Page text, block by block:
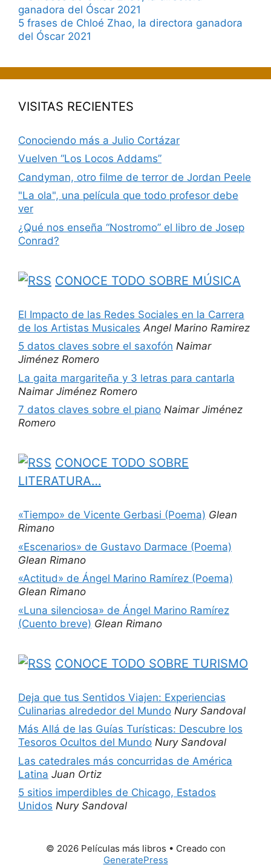
5 frases de Chloé Zhao, la directora ganadora
del Óscar 2021
VISITAS RECIENTES
Conociendo más a Julio Cortázar
Vuelven “Los Locos Addams”
Candyman, otro filme de terror de Jordan Peele
"La ola", una película que todo profesor debe
ver
¿Qué nos enseña “Nostromo” el libro de Josep
Conrad?
CONOCE TODO SOBRE MÚSICA
El Impacto de las Redes Sociales en la Carrera
de los Artistas Musicales Angel Marino Ramirez
5 datos claves sobre el saxofón Naimar
Jiménez Romero
La gaita margariteña y 3 letras para cantarla
Naimar Jiménez Romero
7 datos claves sobre el piano Naimar Jiménez
Romero
CONOCE TODO SOBRE
LITERATURA…
«Tiempo» de Vicente Gerbasi (Poema) Glean
Rimano
«Escenarios» de Gustavo Darmace (Poema)
Glean Rimano
«Actitud» de Ángel Marino Ramírez (Poema)
Glean Rimano
«Luna silenciosa» de Ángel Marino Ramírez
(Cuento breve) Glean Rimano
CONOCE TODO SOBRE TURISMO
Deja que tus Sentidos Viajen: Experiencias
Culinarias alrededor del Mundo Nury Sandoval
Más Allá de las Guías Turísticas: Descubre los
Tesoros Ocultos del Mundo Nury Sandoval
Las catedrales más concurridas de América
Latina Juan Ortiz
5 sitios imperdibles de Chicago, Estados
Unidos Nury Sandoval
© 2026 Películas más libros • Creado con
GeneratePress